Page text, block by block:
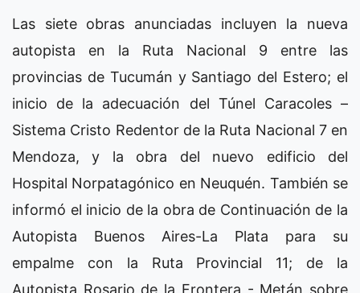
Las siete obras anunciadas incluyen la nueva
autopista en la Ruta Nacional 9 entre las
provincias de Tucumán y Santiago del Estero; el
inicio de la adecuación del Túnel Caracoles –
Sistema Cristo Redentor de la Ruta Nacional 7 en
Mendoza, y la obra del nuevo edificio del
Hospital Norpatagónico en Neuquén. También se
informó el inicio de la obra de Continuación de la
Autopista Buenos Aires-La Plata para su
empalme con la Ruta Provincial 11; de la
Autopista Rosario de la Frontera - Metán sobre